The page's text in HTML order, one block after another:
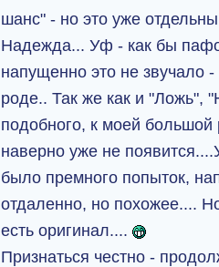
шанс" - но это уже
Надежда... Уф - как бы
напущенно это не звучало
роде.. Так же как и "Ложь",
подобного, к моей большой
наверно уже не
было премного попыток,
отдаленно, но похожее....
есть оригинал....
Признаться честно -